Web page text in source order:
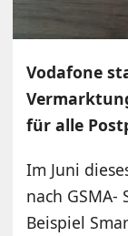
Vodafone
für alle
Im Juni
nach
Beispiel